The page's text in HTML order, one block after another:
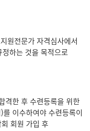
원전문가 자격심사에서
하는 것을 목적으로
격한 후 수련등록을 위한
이수하여야 수련등록이
회원 가입 후